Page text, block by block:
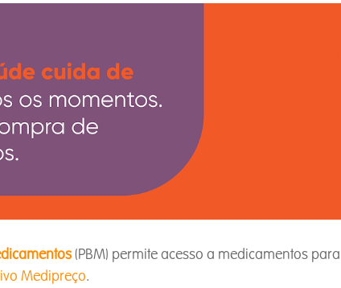
(PBM) permite acesso a medicamentos
Medipreço.